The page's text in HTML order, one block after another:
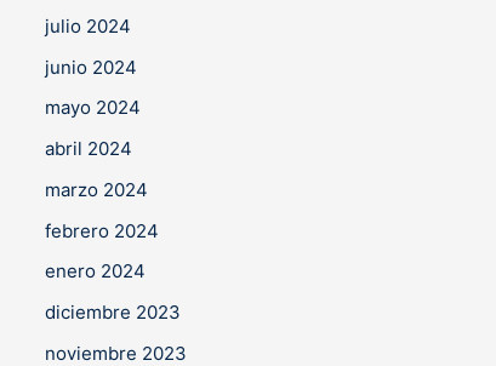
julio 2024
junio 2024
mayo 2024
abril 2024
marzo 2024
febrero 2024
enero 2024
diciembre 2023
noviembre 2023